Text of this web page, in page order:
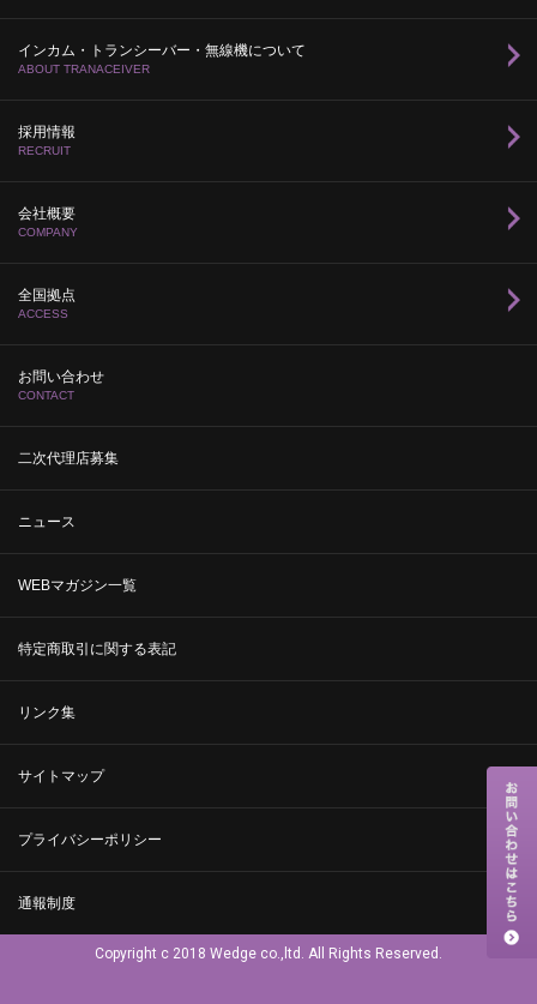
インカム・トランシーバー・無線機について
ABOUT TRANACEIVER
採用情報
RECRUIT
会社概要
COMPANY
全国拠点
ACCESS
お問い合わせ
CONTACT
二次代理店募集
ニュース
WEBマガジン一覧
特定商取引に関する表記
リンク集
サイトマップ
プライバシーポリシー
通報制度
Copyright c 2018 Wedge co.,ltd. All Rights Reserved.